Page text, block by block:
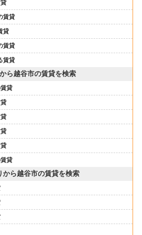
賃貸
貸
賃貸
賃貸
ら越谷市の賃貸を検索
貸
貸
から越谷市の賃貸を検索